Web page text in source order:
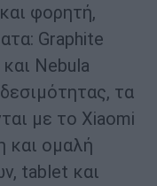
φορητή,
Graphite
Nebula
τα
με το Xiaomi
και ομαλή
tablet και